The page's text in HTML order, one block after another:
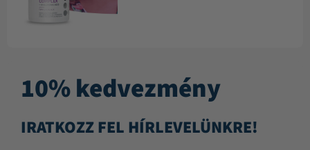
10% kedvezmény
IRATKOZZ FEL HÍRLEVELÜNKRE!